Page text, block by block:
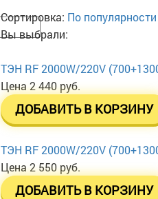
Сортировка: По популярности
Вы выбрали:
ТЭН RF 2000W/220V
Цена 2 440 руб.
ДОБАВИТЬ В КОРЗИНУ
ТЭН RF 2000W/220V
Цена 2 550 руб.
ДОБАВИТЬ В КОРЗИНУ